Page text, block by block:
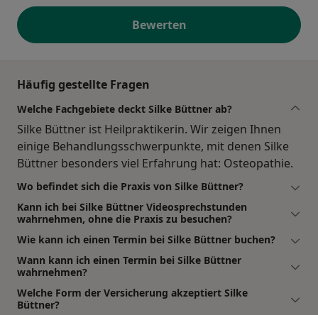
Bewerten
Häufig gestellte Fragen
Welche Fachgebiete deckt Silke Büttner ab?
Silke Büttner ist Heilpraktikerin. Wir zeigen Ihnen
einige Behandlungsschwerpunkte, mit denen Silke
Büttner besonders viel Erfahrung hat: Osteopathie.
Wo befindet sich die Praxis von Silke Büttner?
Kann ich bei Silke Büttner Videosprechstunden
wahrnehmen, ohne die Praxis zu besuchen?
Wie kann ich einen Termin bei Silke Büttner buchen?
Wann kann ich einen Termin bei Silke Büttner
wahrnehmen?
Welche Form der Versicherung akzeptiert Silke
Büttner?